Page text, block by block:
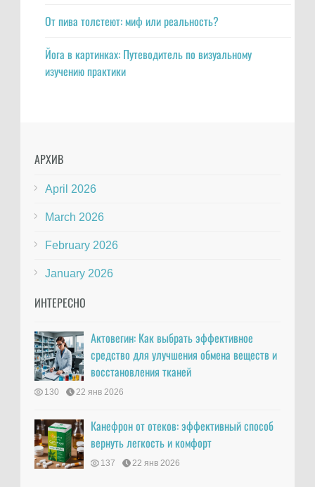
От пива толстеют: миф или реальность?
Йога в картинках: Путеводитель по визуальному
изучению практики
АРХИВ
April 2026
March 2026
February 2026
January 2026
ИНТЕРЕСНО
Актовегин: Как выбрать эффективное
средство для улучшения обмена веществ и
восстановления тканей
130 22 янв 2026
Канефрон от отеков: эффективный способ
вернуть легкость и комфорт
137 22 янв 2026